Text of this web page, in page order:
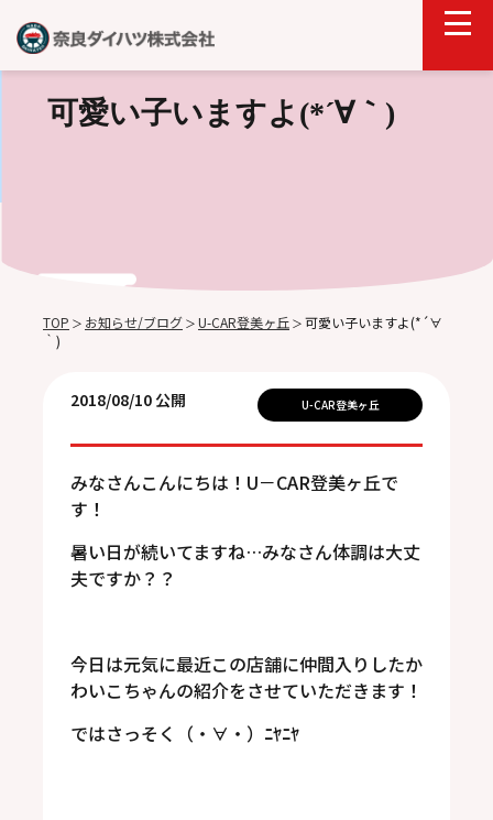
可愛い子いますよ(*´∀｀)
TOP ＞ お知らせ/ブログ ＞ U-CAR登美ヶ丘 ＞ 可愛い子いますよ(*´∀
｀)
2018/08/10 公開 U-CAR登美ヶ丘
みなさんこんにちは！U－CAR登美ヶ丘で
す！
暑い日が続いてますね…みなさん体調は大丈
夫ですか？？
今日は元気に最近この店舗に仲間入りしたか
わいこちゃんの紹介をさせていただきます！
ではさっそく（・∀・）ﾆﾔﾆﾔ